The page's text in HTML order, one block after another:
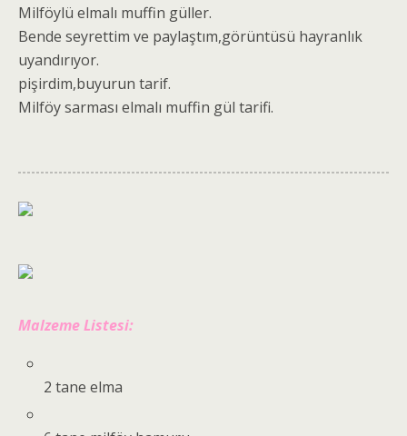
Milföylü elmalı muffin güller.
Bende seyrettim ve paylaştım,görüntüsü hayranlık
uyandırıyor.
pişirdim,buyurun tarif.
Milföy sarması elmalı muffin gül tarifi.
Malzeme Listesi:
2 tane elma